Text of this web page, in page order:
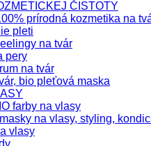
ČISTOTY
prírodná kozmetika na
pleti
na tvár
pery
na tvár
bio pleťová maska
farby na vlasy
na vlasy, styling,
vlasy